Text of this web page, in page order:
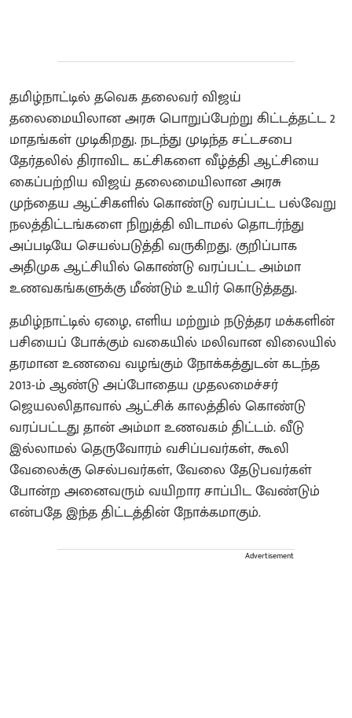
தமிழ்நாட்டில் தவெக தலைவர் விஜய்
தலைமையிலான அரசு பொறுப்பேற்று கிட்டத்தட்ட 2
மாதங்கள் முடிகிறது. நடந்து முடிந்த சட்டசபை
தேர்தலில் திராவிட கட்சிகளை வீழ்த்தி ஆட்சியை
கைப்பற்றிய விஜய் தலைமையிலான அரசு
முந்தைய ஆட்சிகளில் கொண்டு வரப்பட்ட பல்வேறு
நலத்திட்டங்களை நிறுத்தி விடாமல் தொடர்ந்து
அப்படியே செயல்படுத்தி வருகிறது. குறிப்பாக
அதிமுக ஆட்சியில் கொண்டு வரப்பட்ட அம்மா
உணவகங்களுக்கு மீண்டும் உயிர் கொடுத்தது.
தமிழ்நாட்டில் ஏழை, எளிய மற்றும் நடுத்தர மக்களின்
பசியைப் போக்கும் வகையில் மலிவான விலையில்
தரமான உணவை வழங்கும் நோக்கத்துடன் கடந்த
2013-ம் ஆண்டு அப்போதைய முதலமைச்சர்
ஜெயலலிதாவால் ஆட்சிக் காலத்தில் கொண்டு
வரப்பட்டது தான் அம்மா உணவகம் திட்டம். வீடு
இல்லாமல் தெருவோரம் வசிப்பவர்கள், கூலி
வேலைக்கு செல்பவர்கள், வேலை தேடுபவர்கள்
போன்ற அனைவரும் வயிறார சாப்பிட வேண்டும்
என்பதே இந்த திட்டத்தின் நோக்கமாகும்.
Advertisement